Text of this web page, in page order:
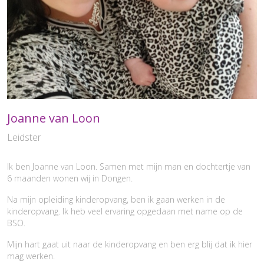
Joanne van Loon
Leidster
Ik ben Joanne van Loon. Samen met mijn man en dochtertje van
6 maanden wonen wij in Dongen.
Na mijn opleiding kinderopvang, ben ik gaan werken in de
kinderopvang. Ik heb veel ervaring opgedaan met name op de
BSO.
Mijn hart gaat uit naar de kinderopvang en ben erg blij dat ik hier
mag werken.